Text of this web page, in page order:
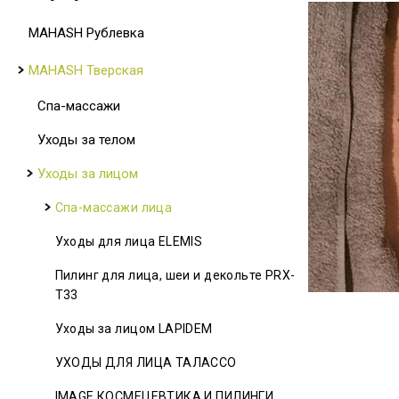
MAHASH Рублевка
MAHASH Тверская
Спа-массажи
Уходы за телом
Уходы за лицом
Спа-массажи лица
Уходы для лица ELEMIS
Пилинг для лица, шеи и декольте PRX-
T33
Уходы за лицом LAPIDEM
УХОДЫ ДЛЯ ЛИЦА ТАЛАССО